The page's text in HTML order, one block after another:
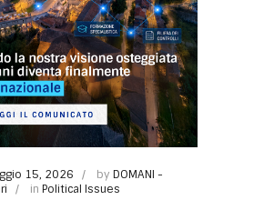
15, 2026 by DOMANI -
in Political Issues